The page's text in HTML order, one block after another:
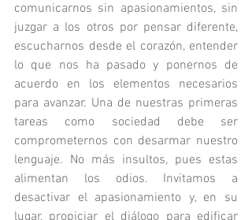
comunicarnos sin apasionamientos, sin
juzgar a los otros por pensar diferente,
escucharnos desde el corazón, entender
lo que nos ha pasado y ponernos de
acuerdo en los elementos necesarios
para avanzar. Una de nuestras primeras
tareas como sociedad debe ser
comprometernos con desarmar nuestro
lenguaje. No más insultos, pues estas
alimentan los odios. Invitamos a
desactivar el apasionamiento y, en su